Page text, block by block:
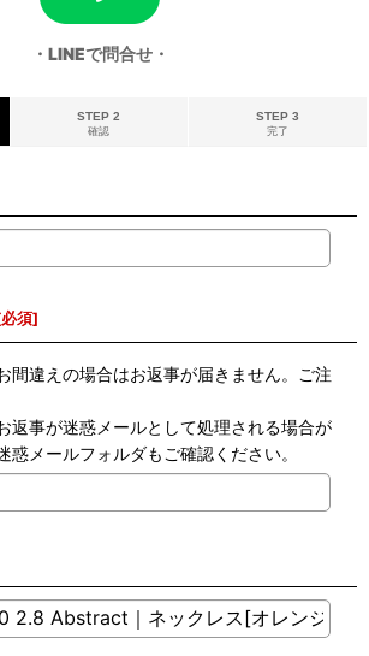
・LINEで問合せ・
STEP 2
確認
STEP 3
完了
必須]
間違えの場合はお返事が届きません。ご注
返事が迷惑メールとして処理される場合が
惑メールフォルダもご確認ください。